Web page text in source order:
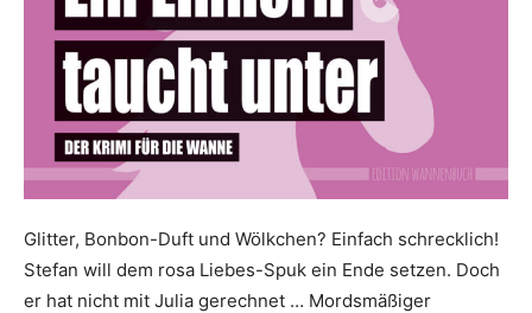
Glitter, Bonbon-Duft und Wölkchen? Einfach schrecklich!
Stefan will dem rosa Liebes-Spuk ein Ende setzen. Doch
er hat nicht mit Julia gerechnet … Mordsmäßiger